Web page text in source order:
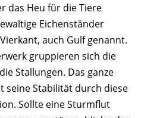
das Heu für die Tiere
Eichenständer
auch Gulf genannt.
gruppieren sich die
Stallungen. Das ganze
seine Stabilität durch diese
Sollte eine Sturmflut